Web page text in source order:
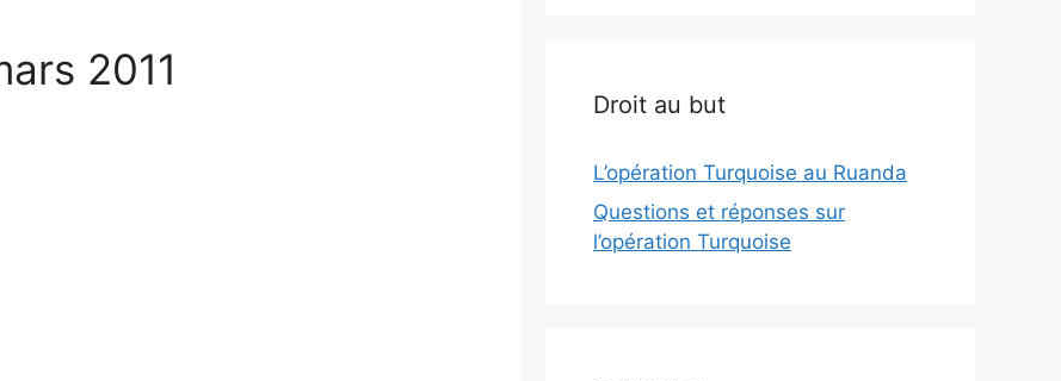
2011
Droit au but
L’opération Turquoise au Ruanda
Questions et réponses sur
l’opération Turquoise